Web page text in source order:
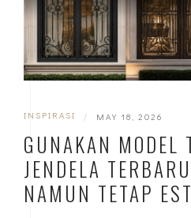
INSPIRASI | MAY 18, 2026
GUNAKAN MODEL
JENDELA
NAMUN TETAP